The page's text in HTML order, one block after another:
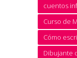
cuentos
Curso de
Cómo
Dibujante